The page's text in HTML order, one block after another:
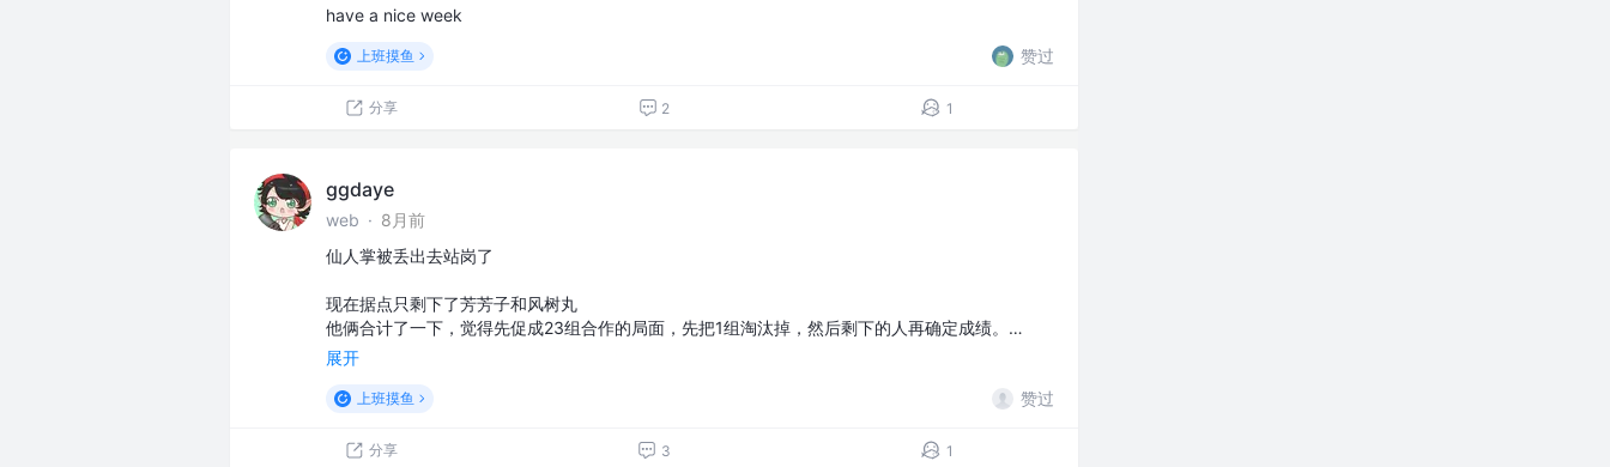
have a nice week
上班摸鱼 赞过
分享 2 1
ggdaye
web · 8月前
仙人掌被丢出去站岗了
现在据点只剩下了芳芳子和风树丸
他俩合计了一下，觉得先促成23组合作的局面，先把1组淘汰掉，然后剩下的人再确定成绩。…
展开
上班摸鱼 赞过
分享 3 1